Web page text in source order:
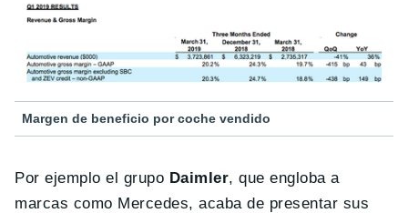
Margen de beneficio por coche vendido
Por ejemplo el grupo Daimler, que engloba a
marcas como Mercedes, acaba de presentar sus